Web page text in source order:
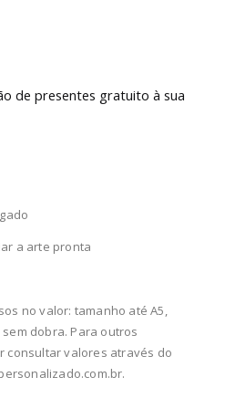
de presentes gratuito à sua
a arte pronta
no valor: tamanho até A5,
dobra. Para outros
consultar valores através do
.